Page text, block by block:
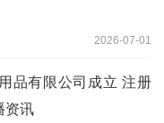
2026-07-01
品有限公司成立 注册
资讯